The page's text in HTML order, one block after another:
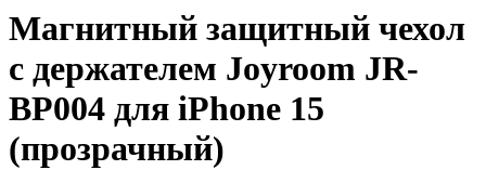
Магнитный защитный чехол
с держателем Joyroom JR-
BP004 для iPhone 15
(прозрачный)